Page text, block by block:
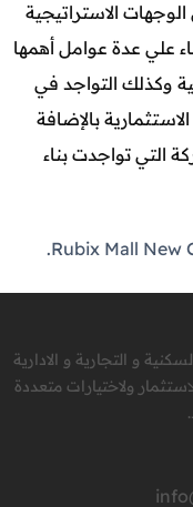
الاستراتيجية
علي عدة عوامل أهمها
وكذلك التواجد في
بالإضافة
التي تواجدت بناء
و التجارية و الادارية
ولاختيارات متعددة